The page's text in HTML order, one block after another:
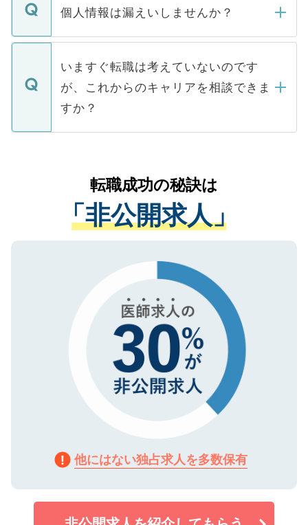
■応募殺到を避けるため 人気のある医療機
関を公にしてしまうと、応募が殺到する場
に、医療機関が求める条件に合った人材の
みを人材紹介会社に依頼するケースが増え
ています。
ん。また、仮に応募先から内定をいただい
定を承諾する必要はありません。内定先へ
の辞退の連絡はキャリアパートナーが行い
個人情報は漏えいしませんか？
個人情報が漏えいすることはありませんの
で、ご安心ください。当サイトからの登録
などで収集したご登録者様の個人情報は、
ご本人のキャリアアップおよび転職活動の
支援を目的に使用いたします。お預かりし
ているすべての個人データはご本人の許可
は、個人情報の取り扱いについての厳密な
管理基準を満たした事業者のみに付与され
る、プライバシーマークを取得済みです。
で、機密保持に関してもご安心ください。
いますぐ転職は考えていないのです
が、これからのキャリアを相談できま
すか？
かがいして、現在の医療機関の状況や紹介
経験をまじえながら、適切なアドバイスを
させていただきます。すぐにご転職をされ
ない方には、長期的なサポートが可能です
ので、まずはご登録ください。
転職成功の秘訣は
「非公開求人」
他にはない独占求人を多数保有